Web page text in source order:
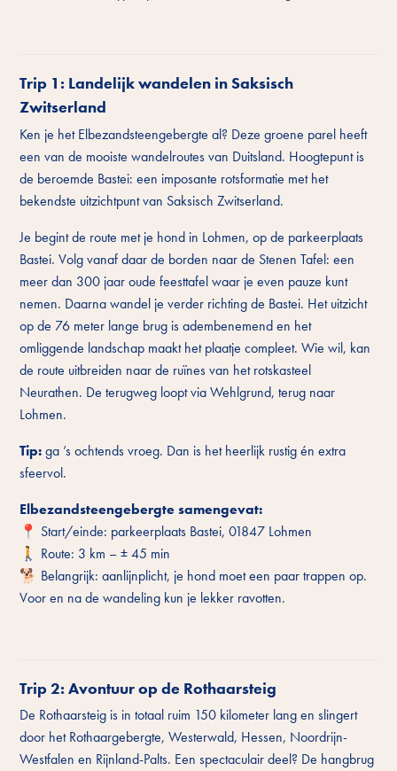
Trip 1: Landelijk wandelen in Saksisch
Zwitserland
Ken je het Elbezandsteengebergte al? Deze groene parel heeft
een van de mooiste wandelroutes van Duitsland. Hoogtepunt is
de beroemde Bastei: een imposante rotsformatie met het
bekendste uitzichtpunt van Saksisch Zwitserland.
Je begint de route met je hond in Lohmen, op de parkeerplaats
Bastei. Volg vanaf daar de borden naar de Stenen Tafel: een
meer dan 300 jaar oude feesttafel waar je even pauze kunt
nemen. Daarna wandel je verder richting de Bastei. Het uitzicht
op de 76 meter lange brug is adembenemend en het
omliggende landschap maakt het plaatje compleet. Wie wil, kan
de route uitbreiden naar de ruïnes van het rotskasteel
Neurathen. De terugweg loopt via Wehlgrund, terug naar
Lohmen.
Tip:ga ’s ochtends vroeg. Dan is het heerlijk rustig én extra
sfeervol.
Elbezandsteengebergte samengevat:
📍 Start/einde: parkeerplaats Bastei, 01847 Lohmen
🚶 Route: 3 km – ± 45 min
🐕 Belangrijk: aanlijnplicht, je hond moet een paar trappen op.
Voor en na de wandeling kun je lekker ravotten.
Trip 2: Avontuur op de Rothaarsteig
De Rothaarsteig is in totaal ruim 150 kilometer lang en slingert
door het Rothaargebergte, Westerwald, Hessen, Noordrijn-
Westfalen en Rijnland-Palts. Een spectaculair deel? De hangbrug